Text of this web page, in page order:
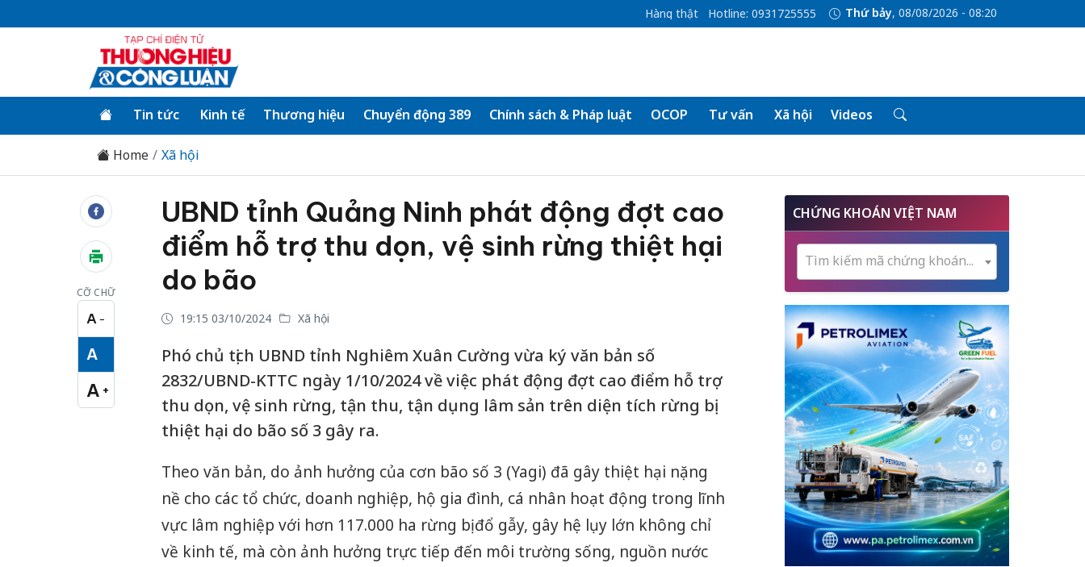
Hàng thật Hotline: 0931725555 Thứ bảy, 08/08/2026 - 08:20
Tin tức Kinh tế Thương hiệu Chuyển động 389 Chính sách & Pháp luật OCOP Tư vấn Xã hội Videos
Home Xã hội
CỠ CHỮ
A −
Cỡ chữ nhỏ
A
Cỡ chữ vừa
A +
Cỡ chữ lớn
UBND tỉnh Quảng Ninh phát động đợt cao
điểm hỗ trợ thu dọn, vệ sinh rừng thiệt hại
do bão
19:15 03/10/2024 Xã hội
Phó chủ tịch UBND tỉnh Nghiêm Xuân Cường vừa ký văn bản số
2832/UBND-KTTC ngày 1/10/2024 về việc phát động đợt cao điểm hỗ trợ
thu dọn, vệ sinh rừng, tận thu, tận dụng lâm sản trên diện tích rừng bị
thiệt hại do bão số 3 gây ra.
Theo văn bản, do ảnh hưởng của cơn bão số 3 (Yagi) đã gây thiệt hại nặng
nề cho các tổ chức, doanh nghiệp, hộ gia đình, cá nhân hoạt động trong lĩnh
vực lâm nghiệp với hơn 117.000 ha rừng bị đổ gẫy, gây hệ lụy lớn không chỉ
về kinh tế, mà còn ảnh hưởng trực tiếp đến môi trường sống, nguồn nước
CHỨNG KHOÁN VIỆT NAM
Tìm kiếm mã chứng khoán...